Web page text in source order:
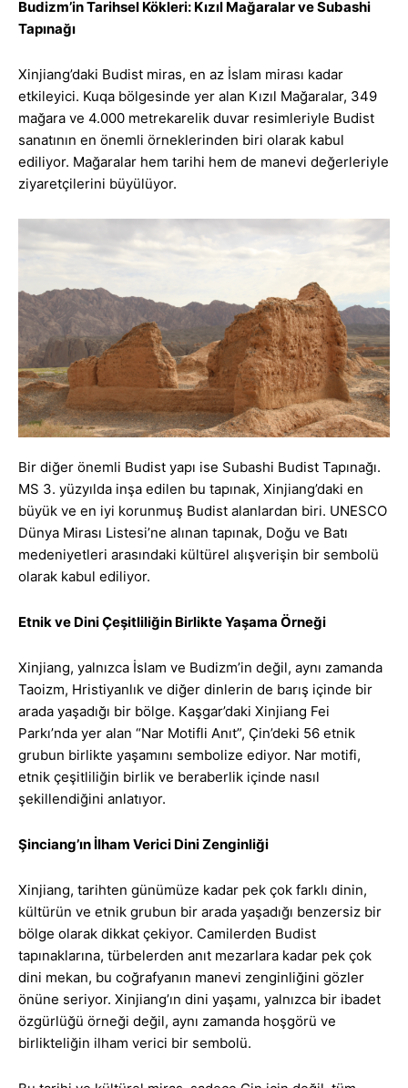
Budizm’in Tarihsel Kökleri: Kızıl Mağaralar ve Subashi
Tapınağı
Xinjiang’daki Budist miras, en az İslam mirası kadar
etkileyici. Kuqa bölgesinde yer alan Kızıl Mağaralar, 349
mağara ve 4.000 metrekarelik duvar resimleriyle Budist
sanatının en önemli örneklerinden biri olarak kabul
ediliyor. Mağaralar hem tarihi hem de manevi değerleriyle
ziyaretçilerini büyülüyor.
Bir diğer önemli Budist yapı ise Subashi Budist Tapınağı.
MS 3. yüzyılda inşa edilen bu tapınak, Xinjiang’daki en
büyük ve en iyi korunmuş Budist alanlardan biri. UNESCO
Dünya Mirası Listesi’ne alınan tapınak, Doğu ve Batı
medeniyetleri arasındaki kültürel alışverişin bir sembolü
olarak kabul ediliyor.
Etnik ve Dini Çeşitliliğin Birlikte Yaşama Örneği
Xinjiang, yalnızca İslam ve Budizm’in değil, aynı zamanda
Taoizm, Hristiyanlık ve diğer dinlerin de barış içinde bir
arada yaşadığı bir bölge. Kaşgar’daki Xinjiang Fei
Parkı’nda yer alan “Nar Motifli Anıt”, Çin’deki 56 etnik
grubun birlikte yaşamını sembolize ediyor. Nar motifi,
etnik çeşitliliğin birlik ve beraberlik içinde nasıl
şekillendiğini anlatıyor.
Şinciang’ın İlham Verici Dini Zenginliği
Xinjiang, tarihten günümüze kadar pek çok farklı dinin,
kültürün ve etnik grubun bir arada yaşadığı benzersiz bir
bölge olarak dikkat çekiyor. Camilerden Budist
tapınaklarına, türbelerden anıt mezarlara kadar pek çok
dini mekan, bu coğrafyanın manevi zenginliğini gözler
önüne seriyor. Xinjiang’ın dini yaşamı, yalnızca bir ibadet
özgürlüğü örneği değil, aynı zamanda hoşgörü ve
birlikteliğin ilham verici bir sembolü.